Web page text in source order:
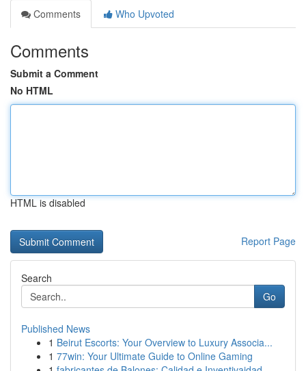
Comments
Who Upvoted
Comments
Submit a Comment
No HTML
HTML is disabled
Report Page
Search
Go
Published News
1 Beirut Escorts: Your Overview to Luxury Associa...
1 77win: Your Ultimate Guide to Online Gaming